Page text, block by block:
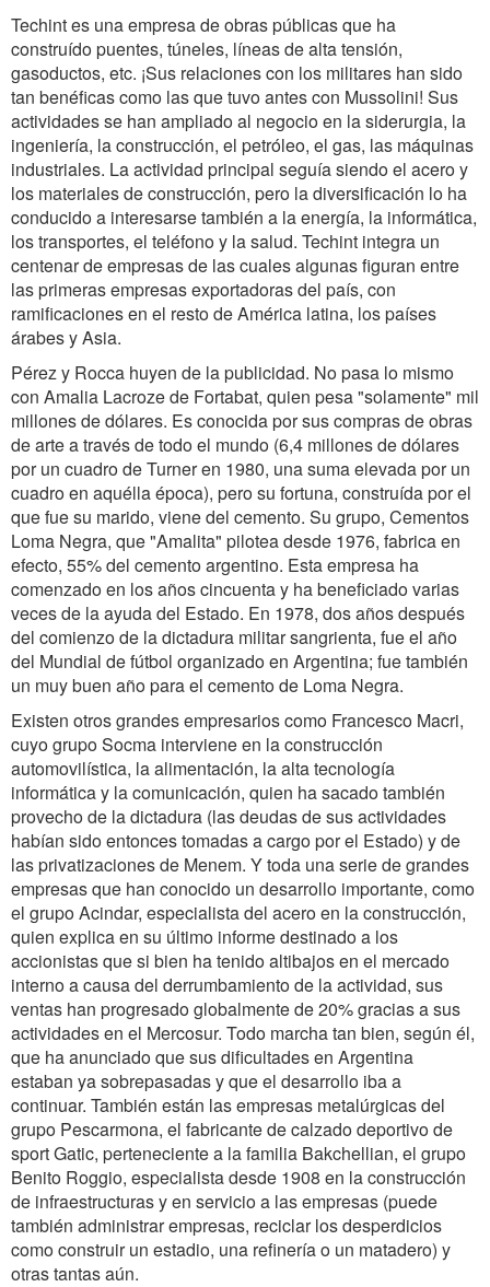
Techint es una empresa de obras públicas que ha
construído puentes, túneles, líneas de alta tensión,
gasoductos, etc. ¡Sus relaciones con los militares han sido
tan benéficas como las que tuvo antes con Mussolini! Sus
actividades se han ampliado al negocio en la siderurgia, la
ingeniería, la construcción, el petróleo, el gas, las máquinas
industriales. La actividad principal seguía siendo el acero y
los materiales de construcción, pero la diversificación lo ha
conducido a interesarse también a la energía, la informática,
los transportes, el teléfono y la salud. Techint integra un
centenar de empresas de las cuales algunas figuran entre
las primeras empresas exportadoras del país, con
ramificaciones en el resto de América latina, los países
árabes y Asia.
Pérez y Rocca huyen de la publicidad. No pasa lo mismo
con Amalia Lacroze de Fortabat, quien pesa "solamente" mil
millones de dólares. Es conocida por sus compras de obras
de arte a través de todo el mundo (6,4 millones de dólares
por un cuadro de Turner en 1980, una suma elevada por un
cuadro en aquélla época), pero su fortuna, construída por el
que fue su marido, viene del cemento. Su grupo, Cementos
Loma Negra, que "Amalita" pilotea desde 1976, fabrica en
efecto, 55% del cemento argentino. Esta empresa ha
comenzado en los años cincuenta y ha beneficiado varias
veces de la ayuda del Estado. En 1978, dos años después
del comienzo de la dictadura militar sangrienta, fue el año
del Mundial de fútbol organizado en Argentina; fue también
un muy buen año para el cemento de Loma Negra.
Existen otros grandes empresarios como Francesco Macri,
cuyo grupo Socma interviene en la construcción
automovilística, la alimentación, la alta tecnología
informática y la comunicación, quien ha sacado también
provecho de la dictadura (las deudas de sus actividades
habían sido entonces tomadas a cargo por el Estado) y de
las privatizaciones de Menem. Y toda una serie de grandes
empresas que han conocido un desarrollo importante, como
el grupo Acindar, especialista del acero en la construcción,
quien explica en su último informe destinado a los
accionistas que si bien ha tenido altibajos en el mercado
interno a causa del derrumbamiento de la actividad, sus
ventas han progresado globalmente de 20% gracias a sus
actividades en el Mercosur. Todo marcha tan bien, según él,
que ha anunciado que sus dificultades en Argentina
estaban ya sobrepasadas y que el desarrollo iba a
continuar. También están las empresas metalúrgicas del
grupo Pescarmona, el fabricante de calzado deportivo de
sport Gatic, perteneciente a la familia Bakchellian, el grupo
Benito Roggio, especialista desde 1908 en la construcción
de infraestructuras y en servicio a las empresas (puede
también administrar empresas, reciclar los desperdicios
como construir un estadio, una refinería o un matadero) y
otras tantas aún.